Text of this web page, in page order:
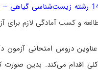
عناوین دروس امتحانی
اقدام می‌کند. بدین